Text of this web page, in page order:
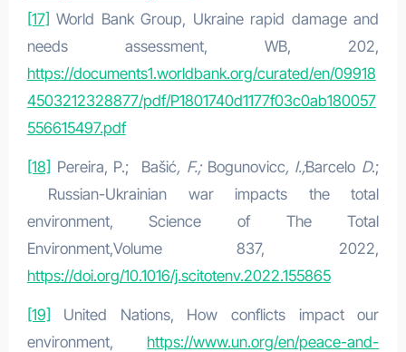
[17] World Bank Group, Ukraine rapid damage and
needs assessment, WB, 202,
https://documents1.worldbank.org/curated/en/09918
4503212328877/pdf/P1801740d1177f03c0ab180057
556615497.pdf
[18] Pereira, P.; Bašić, F.; Bogunovicc, I.;Barcelo D.;
Russian-Ukrainian war impacts the total
environment, Science of The Total
Environment,Volume 837, 2022,
https://doi.org/10.1016/j.scitotenv.2022.155865
[19] United Nations, How conflicts impact our
environment,https://www.un.org/en/peace-and-